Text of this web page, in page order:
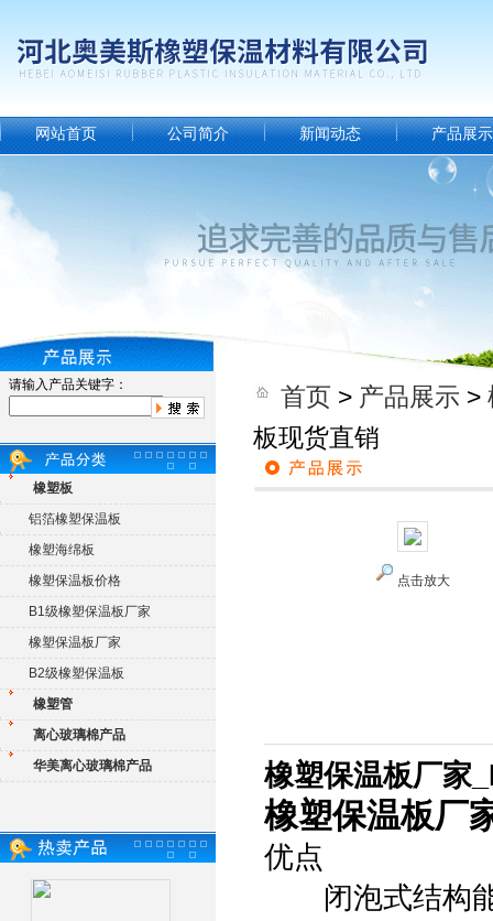
网站首页 公司简介 新闻动态 产品展示
请输入产品关键字：
橡塑板
铝箔橡塑保温板
橡塑海绵板
橡塑保温板价格
B1级橡塑保温板厂家
橡塑保温板厂家
B2级橡塑保温板
橡塑管
离心玻璃棉产品
华美离心玻璃棉产品
首页 > 产品展示 >
板现货直销
点击放大
橡塑保温板厂家
橡塑保温板厂
优点
闭泡式结构能